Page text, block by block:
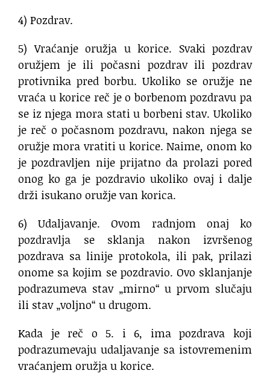
4) Pozdrav.
5) Vraćanje oružja u korice. Svaki pozdrav
oružjem je ili počasni pozdrav ili pozdrav
protivnika pred borbu. Ukoliko se oružje ne
vraća u korice reč je o borbenom pozdravu pa
se iz njega mora stati u borbeni stav. Ukoliko
je reč o počasnom pozdravu, nakon njega se
oružje mora vratiti u korice. Naime, onom ko
je pozdravljen nije prijatno da prolazi pored
onog ko ga je pozdravio ukoliko ovaj i dalje
drži isukano oružje van korica.
6) Udaljavanje. Ovom radnjom onaj ko
pozdravlja se sklanja nakon izvršenog
pozdrava sa linije protokola, ili pak, prilazi
onome sa kojim se pozdravio. Ovo sklanjanje
podrazumeva stav „mirno“ u prvom slučaju
ili stav „voljno“ u drugom.
Kada je reč o 5. i 6, ima pozdrava koji
podrazumevaju udaljavanje sa istovremenim
vraćanjem oružja u korice.